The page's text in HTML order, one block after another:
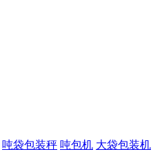
吨袋包装秤 吨包机 大袋包装机